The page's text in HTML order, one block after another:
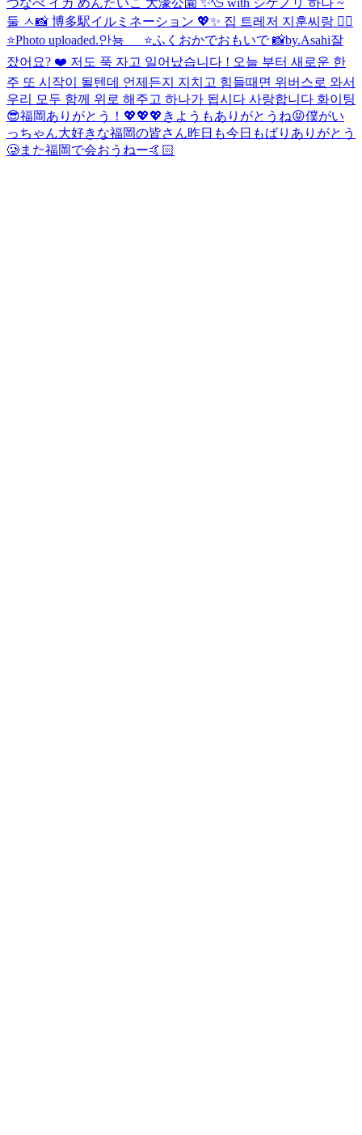
둘 ㅅ📸 博多駅イルミネーション 💖✨ 집 트레저 지훈씨랑 ✌🏻
⭐️Photo uploaded.안뇽___⭐️ふくおかでおもいで 📸by.Asahi잘
잤어요? ❤️ 저도 푹 자고 일어났습니다 ! 오늘 부터 새로운 한
주 또 시작이 될텐데 언제든지 지치고 힘들때면 위버스로 와서
우리 모두 함께 위로 해주고 하나가 됩시다 사랑합니다 화이팅
😎福岡ありがとう！💖💖💖 きようもありがとうね😝僕がい
っちゃん大好きな福岡の皆さん昨日も今日もばりありがとう
🥲また福岡で会おうねー🤙🏻